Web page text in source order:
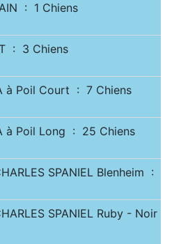
: 1 Chiens
: 3 Chiens
à Poil Court : 7 Chiens
à Poil Long : 25 Chiens
SPANIEL Blenheim :
SPANIEL Ruby - Noir